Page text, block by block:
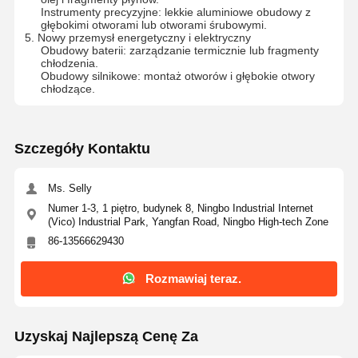
Instrumenty precyzyjne: lekkie aluminiowe obudowy z
głębokimi otworami lub otworami śrubowymi.
5. Nowy przemysł energetyczny i elektryczny
Obudowy baterii: zarządzanie termicznie lub fragmenty
chłodzenia.
Obudowy silnikowe: montaż otworów i głębokie otwory
chłodzące.
Szczegóły Kontaktu
Ms. Selly
Numer 1-3, 1 piętro, budynek 8, Ningbo Industrial Internet
(Vico) Industrial Park, Yangfan Road, Ningbo High-tech Zone
86-13566629430
Rozmawiaj teraz.
Uzyskaj Najlepszą Cenę Za